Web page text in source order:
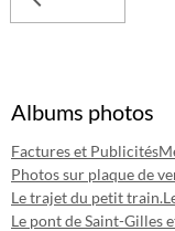
Albums photos
Factures et Publicités
Photos sur plaque de
Le trajet du petit train.
Le pont de Saint-Gilles